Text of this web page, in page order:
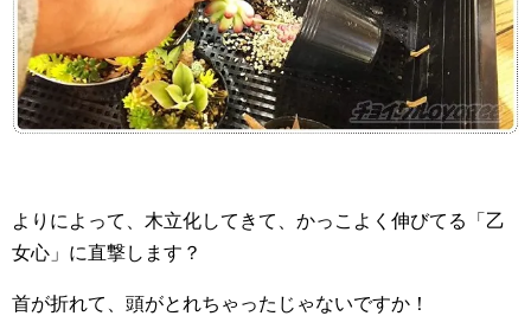
よりによって、木立化してきて、かっこよく伸びてる「乙
女心」に直撃します？
首が折れて、頭がとれちゃったじゃないですか！